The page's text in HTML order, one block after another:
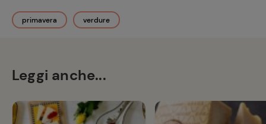
primavera verdure
Leggi anche...